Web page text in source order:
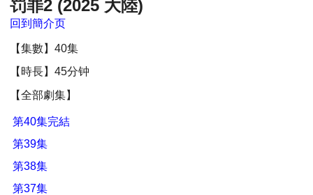
罚罪2 (2025 大陸)
回到簡介页
【集數】40集
【時長】45分钟
【全部劇集】
第40集完結
第39集
第38集
第37集